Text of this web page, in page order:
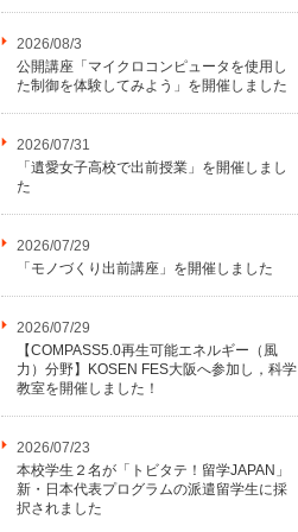
2026/08/3
公開講座「マイクロコンピュータを使用し
た制御を体験してみよう」を開催しました
2026/07/31
「遺愛女子高校で出前授業」を開催しまし
た
2026/07/29
「モノづくり出前講座」を開催しました
2026/07/29
【COMPASS5.0再生可能エネルギー（風
力）分野】KOSEN FES大阪へ参加し，科学
教室を開催しました！
2026/07/23
本校学生２名が「トビタテ！留学JAPAN」
新・日本代表プログラムの派遣留学生に採
択されました